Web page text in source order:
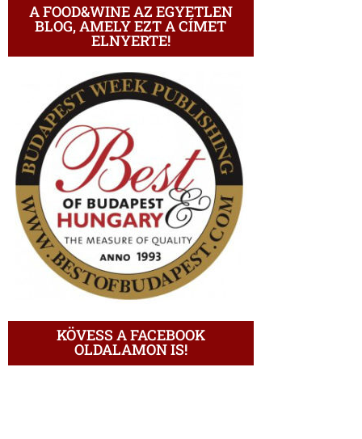
A FOOD&WINE AZ EGYETLEN
BLOG, AMELY EZT A CÍMET
ELNYERTE!
KÖVESS A FACEBOOK
OLDALAMON IS!